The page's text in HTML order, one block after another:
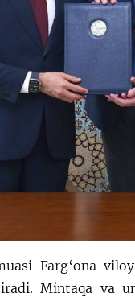
Farg‘ona
Mintaqa va